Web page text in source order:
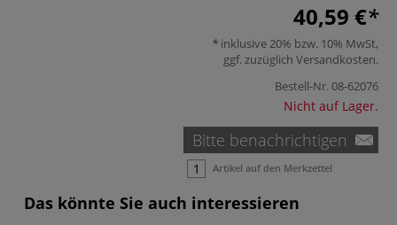
40,59 €
inklusive 20% bzw. 10% MwSt,
ggf. zuzüglich Versandkosten.
Bestell-Nr.08-62076
Nicht auf Lager.
Bitte benachrichtigen
Artikel auf den Merkzettel
Das könnte Sie auch interessieren